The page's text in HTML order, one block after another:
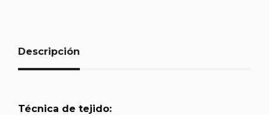
Descripción
Técnica de tejido: